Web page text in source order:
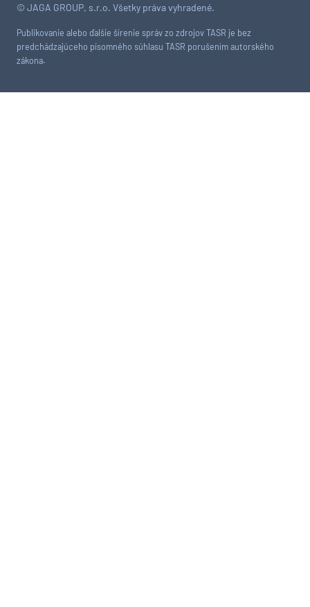
© JAGA GROUP, s.r.o. Všetky práva vyhradené.
Publikovanie alebo ďalšie šírenie správ zo zdrojov TASR je bez
predchádzajúceho písomného súhlasu TASR porušením autorského
zákona.